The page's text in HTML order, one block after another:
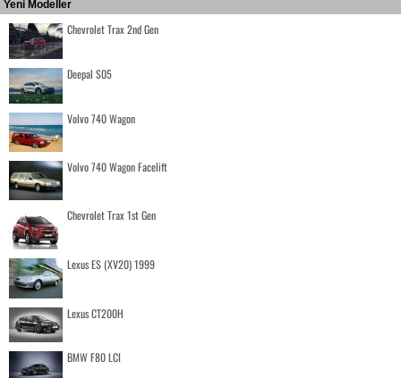
Yeni Modeller
Chevrolet Trax 2nd Gen
Deepal S05
Volvo 740 Wagon
Volvo 740 Wagon Facelift
Chevrolet Trax 1st Gen
Lexus ES (XV20) 1999
Lexus CT200H
BMW F80 LCI